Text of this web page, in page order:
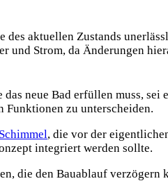
aktuellen Zustands
und Strom, da Änderungen
neue Bad erfüllen muss,
Funktionen zu unterscheiden.
Schimmel, die vor der
integriert werden sollte.
die den Bauablauf